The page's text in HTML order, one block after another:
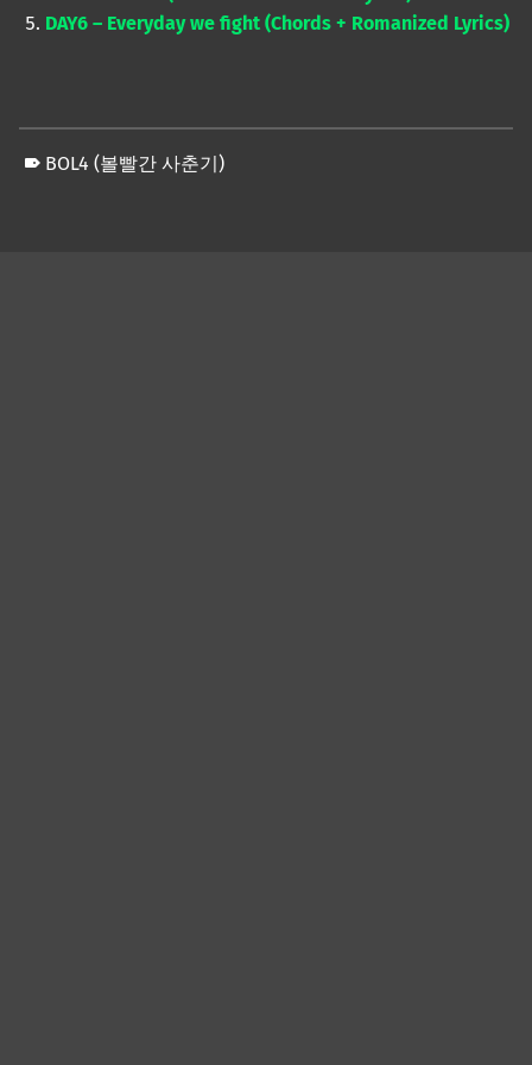
DAY6 – Everyday we fight (Chords + Romanized Lyrics)
BOL4 (볼빨간 사춘기)